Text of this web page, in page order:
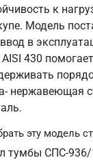
к
Модель
в
430
нержавеющая
эту модель
тумбы СПС-